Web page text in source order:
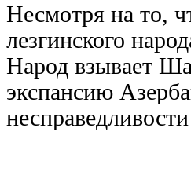
Несмотря на то,
лезгинского
Народ взывает
экспансию